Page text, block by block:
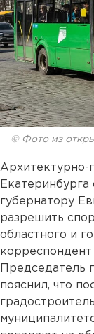
© Фото из
Архитектурно-
губернатору
разрешить
областного и
Председатель
пояснил, что